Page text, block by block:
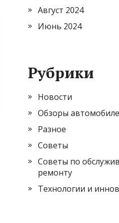
Август 2024
Июнь 2024
Рубрики
Новости
Обзоры
Разное
Советы
Советы по
ремонту
Технологии и